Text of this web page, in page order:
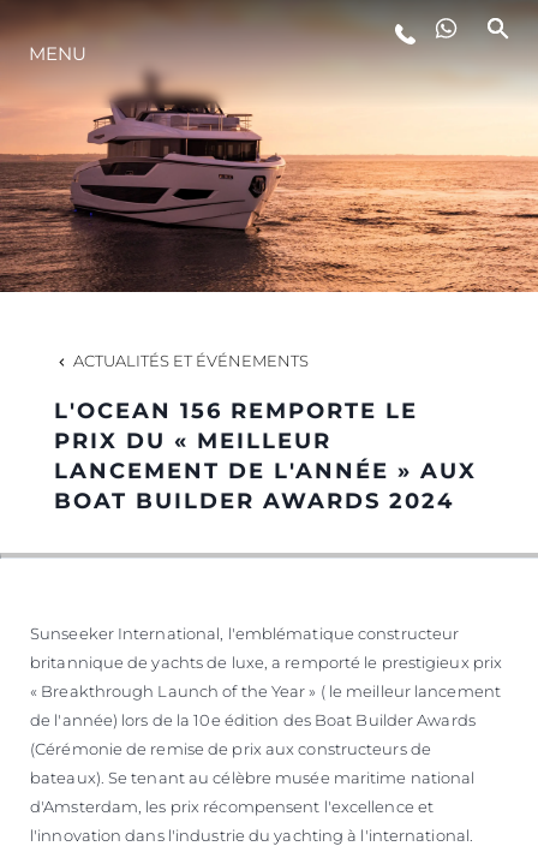
STYLE DE VIE
L'INNOVATION
LA SOCIÉTÉ
NOTRE ÉQUIPE
NOTRE HÉRITAGE
MENU
ACTUALITÉS ET ÉVÉNEMENTS
L'OCEAN 156 REMPORTE LE
PRIX DU « MEILLEUR
LANCEMENT DE L'ANNÉE » AUX
BOAT BUILDER AWARDS 2024
Sunseeker International, l'emblématique constructeur
britannique de yachts de luxe, a remporté le prestigieux prix
« Breakthrough Launch of the Year » ( le meilleur lancement
de l'année) lors de la 10e édition des Boat Builder Awards
(Cérémonie de remise de prix aux constructeurs de
bateaux). Se tenant au célèbre musée maritime national
d'Amsterdam, les prix récompensent l'excellence et
l'innovation dans l'industrie du yachting à l'international.